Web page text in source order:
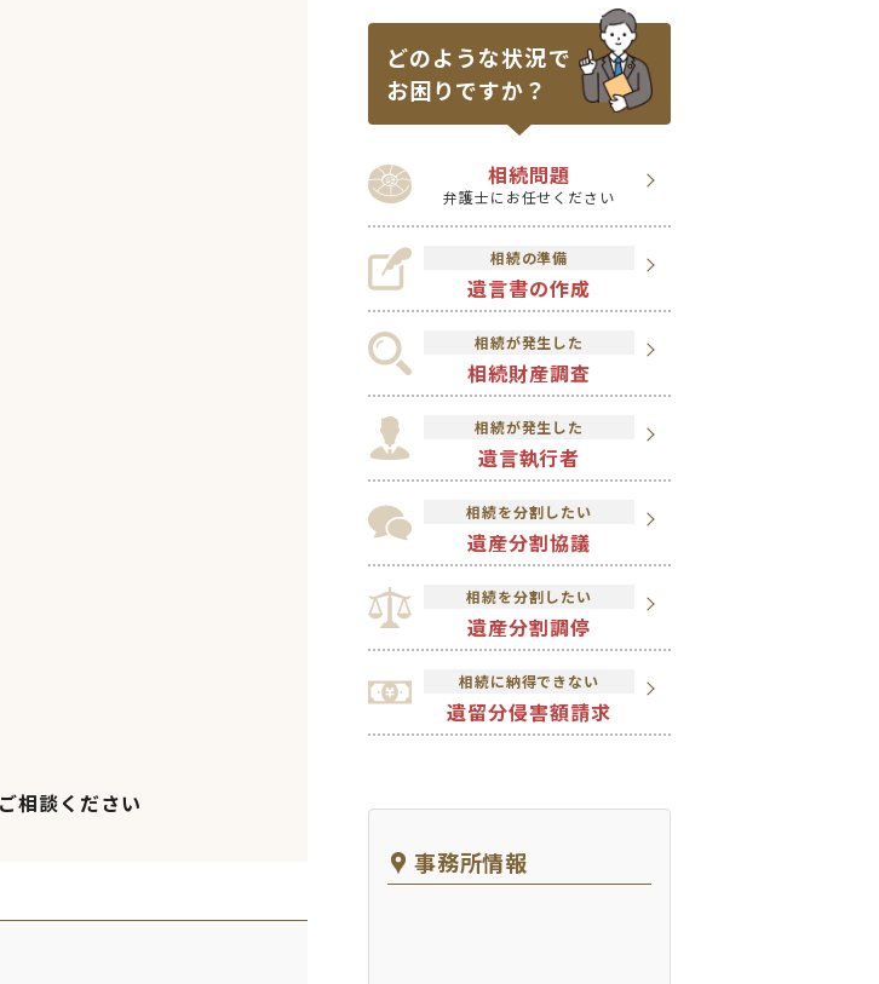
相談ください
どのような状況で
お困りですか？
相続問題
弁護士にお任せください
相続の準備
遺言書の作成
相続が発生した
相続財産調査
相続が発生した
遺言執行者
相続を分割したい
遺産分割協議
相続を分割したい
遺産分割調停
相続に納得できない
遺留分侵害額請求
事務所情報